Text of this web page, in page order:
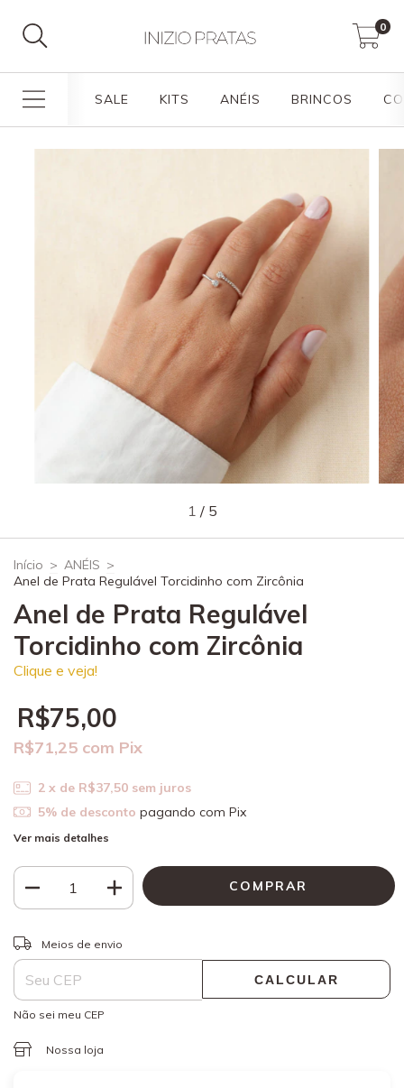
0
SALE KITS ANÉIS BRINCOS
1 / 5
Início > ANÉIS >
Anel de Prata Regulável Torcidinho com Zircônia
Anel de Prata Regulável
Torcidinho com Zircônia
Clique e veja!
R$75,00
R$71,25 com Pix
2 x de R$37,50 sem juros
5% de desconto pagando com Pix
Ver mais detalhes
Entregas para o CEP:
Meios de envio
CALCULAR
Não sei meu CEP
Nossa loja